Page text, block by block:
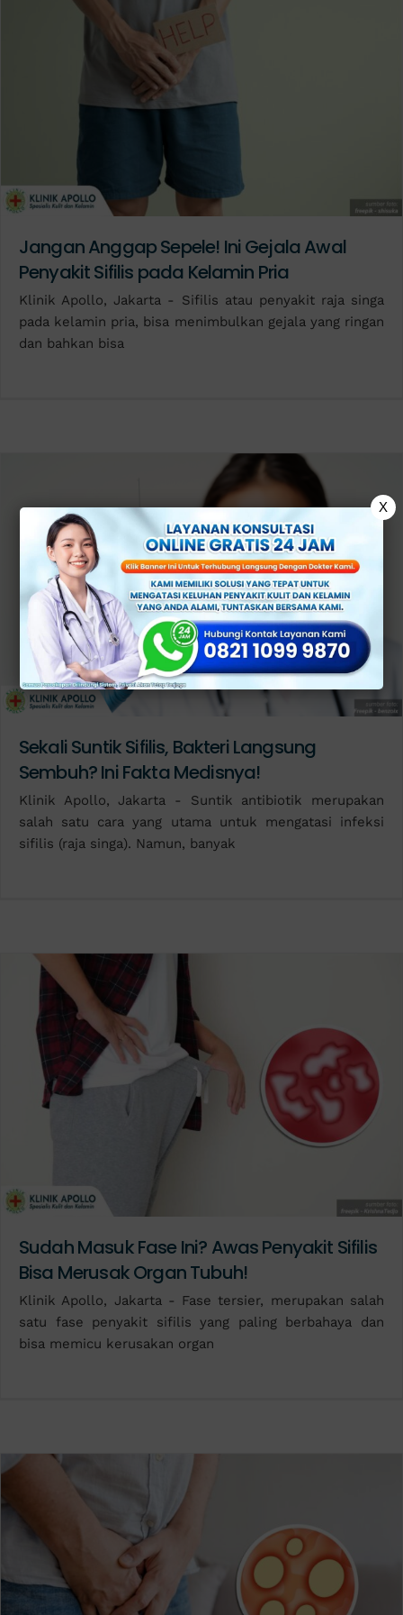
Jangan Anggap Sepele! Ini Gejala Awal
Penyakit Sifilis pada Kelamin Pria
Klinik Apollo, Jakarta - Sifilis atau penyakit raja singa
pada kelamin pria, bisa menimbulkan gejala yang ringan
dan bahkan bisa
Sekali Suntik Sifilis, Bakteri Langsung
Sembuh? Ini Fakta Medisnya!
Klinik Apollo, Jakarta - Suntik antibiotik merupakan
salah satu cara yang utama untuk mengatasi infeksi
sifilis (raja singa). Namun, banyak
Sudah Masuk Fase Ini? Awas Penyakit Sifilis
Bisa Merusak Organ Tubuh!
Klinik Apollo, Jakarta - Fase tersier, merupakan salah
satu fase penyakit sifilis yang paling berbahaya dan
bisa memicu kerusakan organ
X